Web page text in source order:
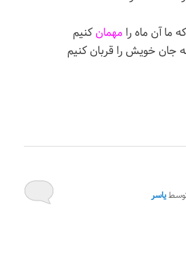
ما آن ماه را مهمانکنیم
جان خویش را قربان کنیم
یاسر